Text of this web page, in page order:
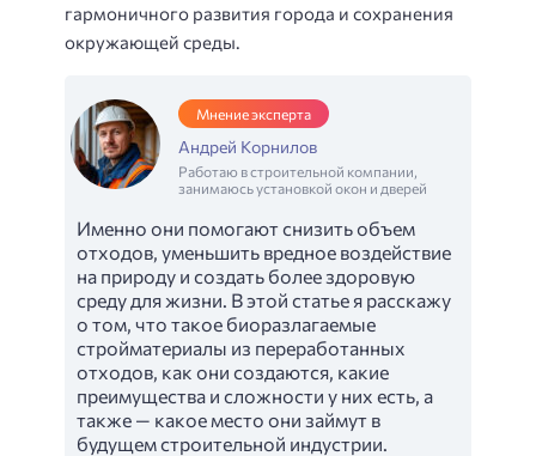
гармоничного развития города и сохранения
окружающей среды.
Мнение эксперта
Андрей Корнилов
Работаю в строительной компании,
занимаюсь установкой окон и дверей
Именно они помогают снизить объем
отходов, уменьшить вредное воздействие
на природу и создать более здоровую
среду для жизни. В этой статье я расскажу
о том, что такое биоразлагаемые
стройматериалы из переработанных
отходов, как они создаются, какие
преимущества и сложности у них есть, а
также — какое место они займут в
будущем строительной индустрии.